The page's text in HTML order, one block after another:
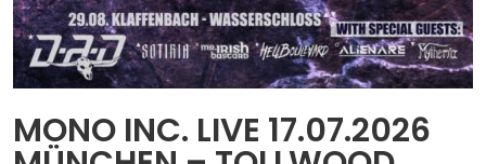
Spotify
MONO INC. LIVE 17.07.2026